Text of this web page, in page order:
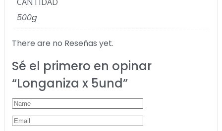
500g
There are no Reseñas yet.
Sé el primero en opinar
“Longaniza x 5und”